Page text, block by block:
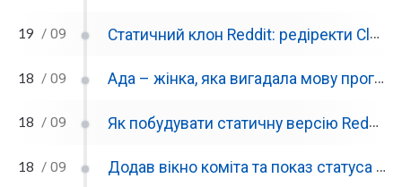
19 / 09 Статичний клон Reddit: редіректи Cloudflare та Web-Push
18 / 09 Ада – жінка, яка вигадала мову програмування
18 / 09 Як побудувати статичну версію Reddit?
18 / 09 Додав вікно коміта та показ статуса перевірки в Reprose